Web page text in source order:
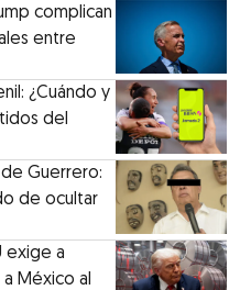
complican
entre
¿Cuándo y
del
Guerrero:
de ocultar
exige a
México al